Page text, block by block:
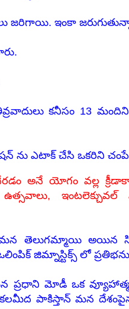
జరిగాయి. ఇంకా
కనీసం 13 మందిని
ను ఎటాక్ చేసి ఒకరిని
అనే యోగం వల్ల
ఇంటలెక్చువల్
తెలుగమ్మాయి అయిన
జిమ్నాస్టిక్స్ లో
మోడీ ఒక
పాకిస్తాన్ మన దేశంపైన